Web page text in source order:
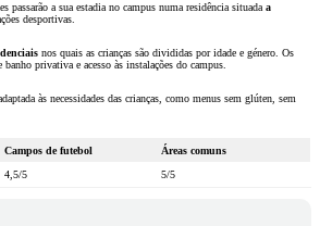
passarão a sua estadia no campus numa residência situadaa
desportivas.
nos quais as crianças são divididas por idade e género. Os
privativa e acesso às instalações do campus.
às necessidades das crianças, como menus sem glúten, sem
Campos de futebol
Áreas comuns
4,5/5 5/5